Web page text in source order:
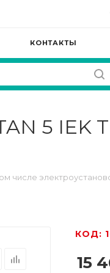
КОНТАКТЫ
5 IEK
числе
КОД:
15